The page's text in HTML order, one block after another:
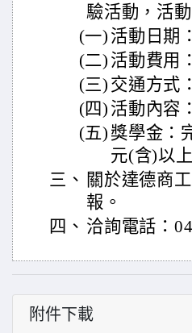
驗活動，活
(一) 活動日期
(二) 活動費用
(三) 交通方式
(四) 活動內容
(五) 獎學金：
元(含)以
三、 關於達德商工
報。
四、 洽詢電話：
附件下載